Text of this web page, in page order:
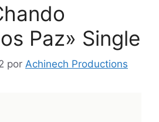
Paz» Single
por Achinech Productions